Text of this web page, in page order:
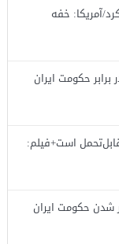
آمریکا: خفه
حکومت ایران
است+فیلم:
شدن حکومت ایران